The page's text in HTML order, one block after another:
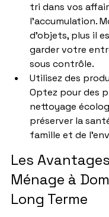
tri dans vos
l'accumulation.
d'objets, plus il
garder votre
sous contrôle.
Utilisez des
Optez pour des
nettoyage
préserver la
famille et de
Les
Ménage à
Long Terme